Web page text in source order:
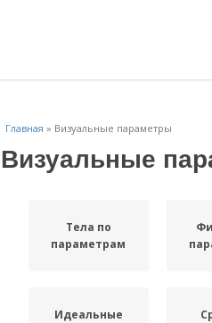
Главная » Визуальные параметры
Визуальные
Тела по
параметрам
Идеальные